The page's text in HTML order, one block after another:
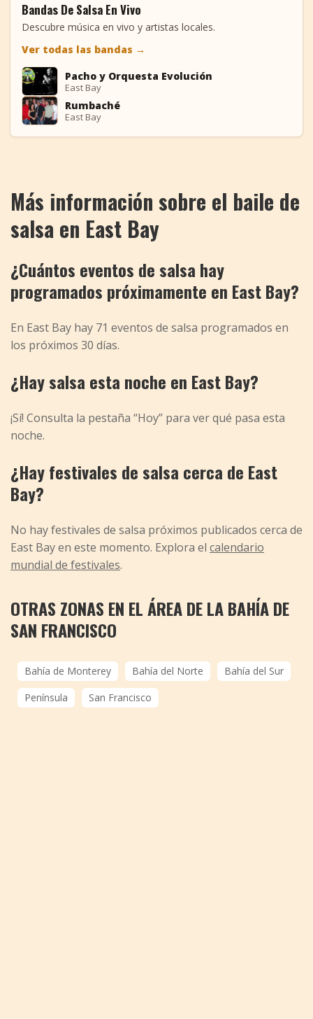
Bandas De Salsa En Vivo
Descubre música en vivo y artistas locales.
Ver todas las bandas →
PY Pacho y Orquesta Evolución
East Bay
R Rumbaché
East Bay
Más información sobre el baile de
salsa en East Bay
¿Cuántos eventos de salsa hay
programados próximamente en East Bay?
En East Bay hay 71 eventos de salsa programados en
los próximos 30 días.
¿Hay salsa esta noche en East Bay?
¡Sí! Consulta la pestaña “Hoy” para ver qué pasa esta
noche.
¿Hay festivales de salsa cerca de East
Bay?
No hay festivales de salsa próximos publicados cerca de
East Bay en este momento. Explora el calendario
mundial de festivales.
OTRAS ZONAS EN EL ÁREA DE LA BAHÍA DE
SAN FRANCISCO
Bahía de Monterey Bahía del Norte
Bahía del Sur
Península
San Francisco